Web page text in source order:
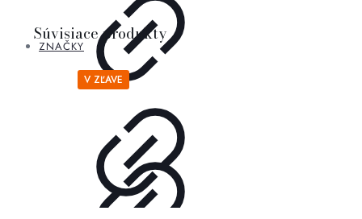
ZNAČKY
Súvisiace produkty
V ZĽAVE